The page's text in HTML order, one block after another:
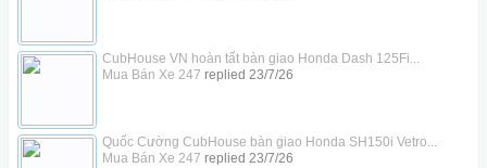
CubHouse VN hoàn tất bàn giao Honda Dash 125Fi...
Mua Bán Xe 247 replied 23/7/26
Quốc Cường CubHouse bàn giao Honda SH150i Vetro...
Mua Bán Xe 247 replied 23/7/26